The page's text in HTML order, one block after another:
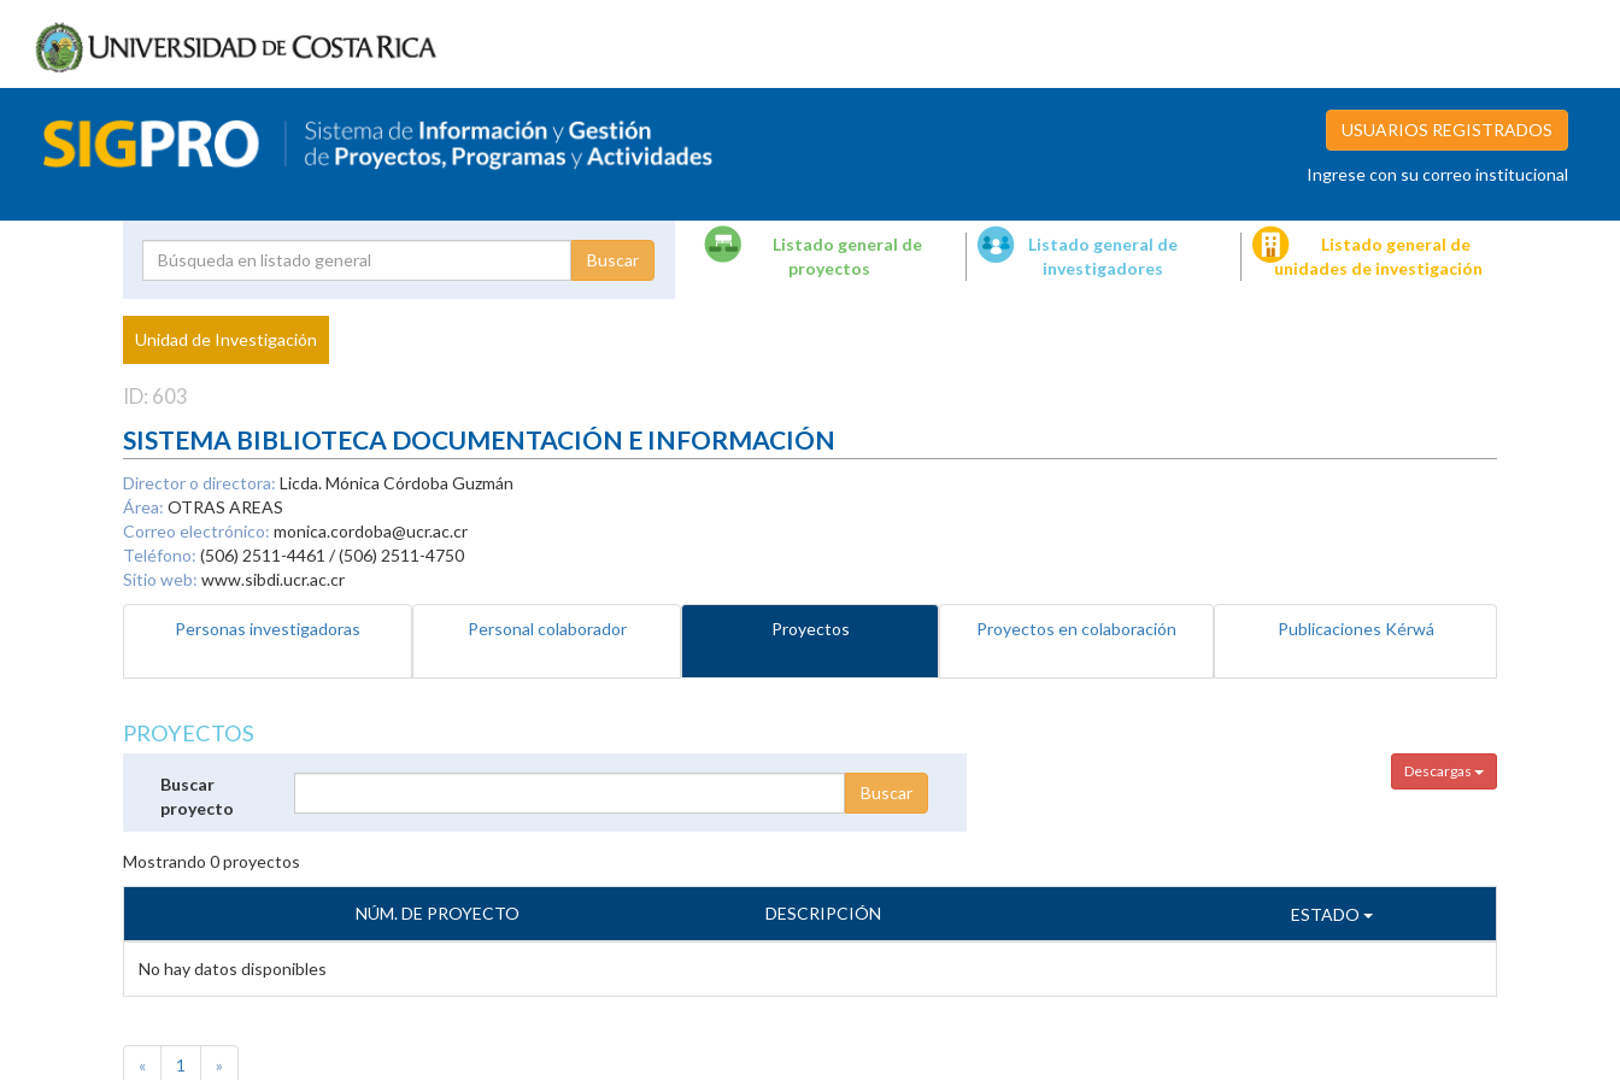
USUARIOS REGISTRADOS
Ingrese con su correo institucional
Proyecto
Investigador
Listado general de
proyectos
Listado general de
investigadores
Listado general de
unidades de investigación
Unidad de Investigación
ID: 603
SISTEMA BIBLIOTECA DOCUMENTACIÓN E INFORMACIÓN
Director o directora: Licda. Mónica Córdoba Guzmán
Área: OTRAS AREAS
Correo electrónico: monica.cordoba@ucr.ac.cr
Teléfono: (506) 2511-4461 / (506) 2511-4750
Sitio web: www.sibdi.ucr.ac.cr
Personas investigadoras Personal colaborador Proyectos Proyectos en colaboración Publicaciones Kérwá
PROYECTOS
Descargas
Buscar
proyecto
Mostrando 0proyectos
NÚM. DE PROYECTO DESCRIPCIÓN ESTADO
No hay datos disponibles
« 1 »